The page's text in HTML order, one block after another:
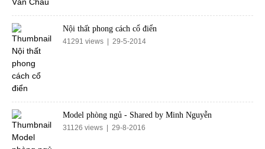
Nội thất phong cách cổ điển
41291 views | 29-5-2014
Model phòng ngủ - Shared by Minh Nguyễn
31126 views | 29-8-2016